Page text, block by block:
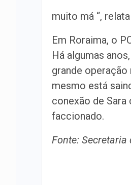
muito má “,
Em Roraima, o
Há algumas
grande
mesmo está
conexão de
faccionado.
Fonte: Secretaria